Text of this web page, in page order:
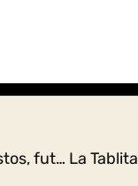
Montse Bustos, futbol solidario